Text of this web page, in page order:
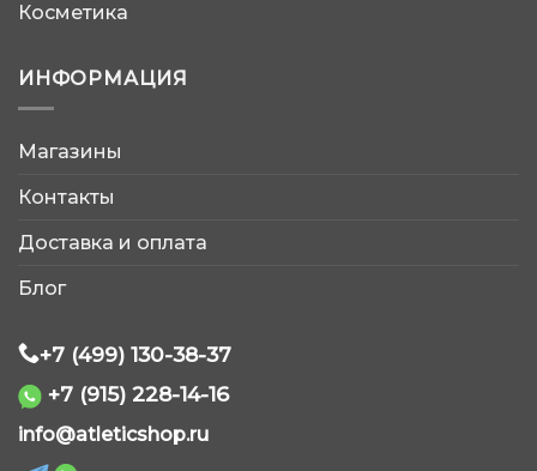
Косметика
ИНФОРМАЦИЯ
Магазины
Контакты
Доставка и оплата
Блог
+7 (499) 130-38-37
+7 (915) 228-14-16
info@atleticshop.ru